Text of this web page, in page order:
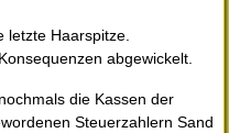
letzte Haarspitze.
abgewickelt.
die Kassen der
Steuerzahlern Sand